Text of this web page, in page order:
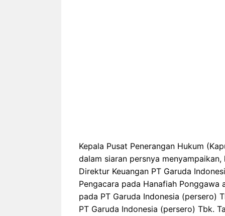
Kepala Pusat Penerangan Hukum
dalam siaran persnya
Direktur Keuangan PT Garuda
Pengacara pada Hanafiah Ponggawa
pada PT Garuda Indonesia (persero)
PT Garuda Indonesia (persero) Tbk.